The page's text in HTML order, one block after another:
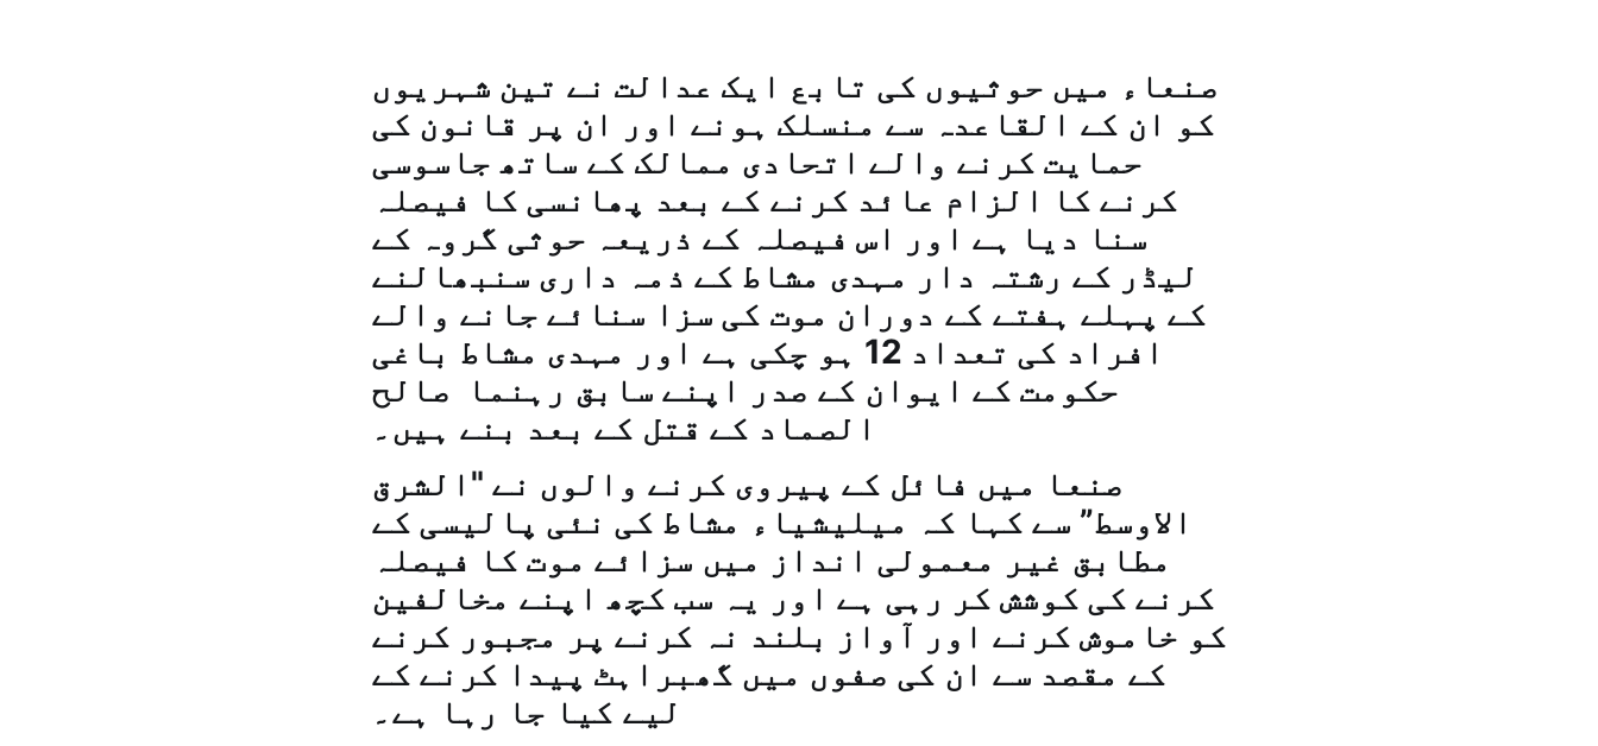
صنعاء میں حوثیوں کی تابع ایک عدالت نے تین شہریوں
کو ان کے القاعدہ سے منسلک ہونے اور ان پر قانون کی
حمایت کرنے والے اتحادی ممالک کے ساتھ جاسوسی
کرنے کا الزام عائد کرنے کے بعد پھانسی کا فیصلہ
سنا دیا ہے اور اس فیصلہ کے ذریعہ حوثی گروہ کے
لیڈر کے رشتہ دار مہدی مشاط کے ذمہ داری سنبھالنے
کے پہلے ہفتے کے دوران موت کی سزا سنائے جانے والے
افراد کی تعداد 12 ہو چکی ہے اور مہدی مشاط باغی
حکومت کے ایوان کے صدر اپنے سابق رہنما ​​ صالح
الصماد کے قتل کے بعد بنے ہیں۔
صنعا میں فائل کے پیروی کرنے والوں نے "الشرق
الاوسط” سے کہا کہ میلیشیاء مشاط کی نئی پالیسی کے
مطابق غیر معمولی انداز میں سزائے موت کا فیصلہ
کرنے کی کوشش کر رہی ہے اور یہ سب کچھ اپنے مخالفین
کو خاموش کرنے اور آواز بلند نہ کرنے پر مجبور کرنے
کے مقصد سے ان کی صفوں میں گھبراہٹ پیدا کرنے کے
لیے کیا جا رہا ہے۔